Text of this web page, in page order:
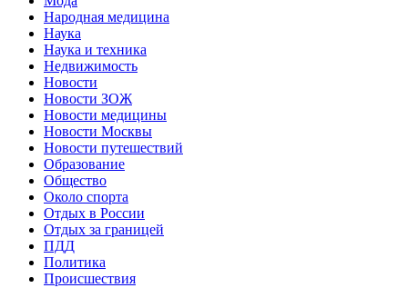
Народная медицина
Наука
Наука и техника
Недвижимость
Новости
Новости ЗОЖ
Новости медицины
Новости Москвы
Новости путешествий
Образование
Общество
Около спорта
Отдых в России
Отдых за границей
ПДД
Политика
Происшествия